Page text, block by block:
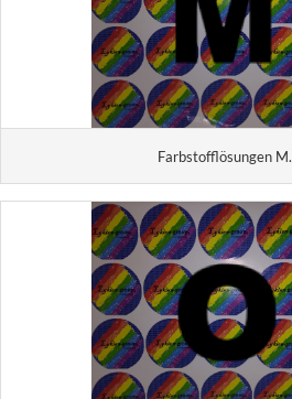
Farbstofflösungen M.